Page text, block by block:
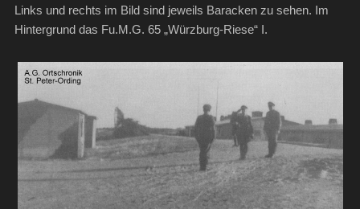
Links und rechts im Bild sind jeweils Baracken zu sehen. Im
Hintergrund das Fu.M.G. 65 „Würzburg-Riese“ I.